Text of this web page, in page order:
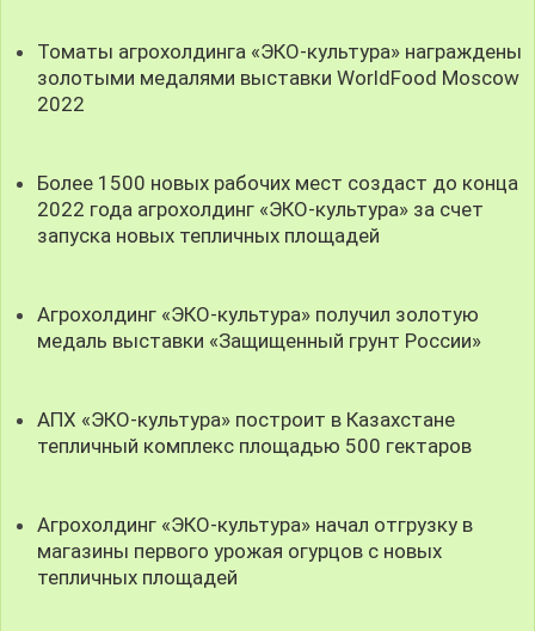
Томаты агрохолдинга «ЭКО-культура» награждены
золотыми медалями выставки WorldFood Moscow
2022
Более 1500 новых рабочих мест создаст до конца
2022 года агрохолдинг «ЭКО-культура» за счет
запуска новых тепличных площадей
Агрохолдинг «ЭКО-культура» получил золотую
медаль выставки «Защищенный грунт России»
АПХ «ЭКО-культура» построит в Казахстане
тепличный комплекс площадью 500 гектаров
Агрохолдинг «ЭКО-культура» начал отгрузку в
магазины первого урожая огурцов с новых
тепличных площадей